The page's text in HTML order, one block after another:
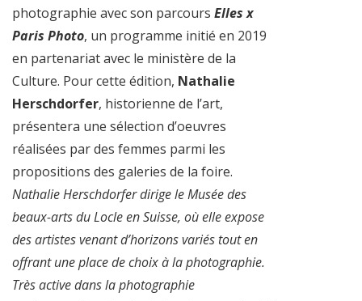
photographie avec son parcours Elles x
Paris Photo, un programme initié en 2019
en partenariat avec le ministère de la
Culture. Pour cette édition, Nathalie
Herschdorfer, historienne de l’art,
présentera une sélection d’oeuvres
réalisées par des femmes parmi les
propositions des galeries de la foire.
Nathalie Herschdorfer dirige le Musée des
beaux-arts du Locle en Suisse, où elle expose
des artistes venant d’horizons variés tout en
offrant une place de choix à la photographie.
Très active dans la photographie